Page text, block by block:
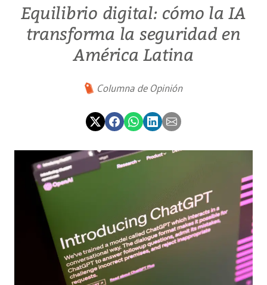
Equilibrio digital: cómo la IA
transforma la seguridad en
América Latina
Columna de Opinión